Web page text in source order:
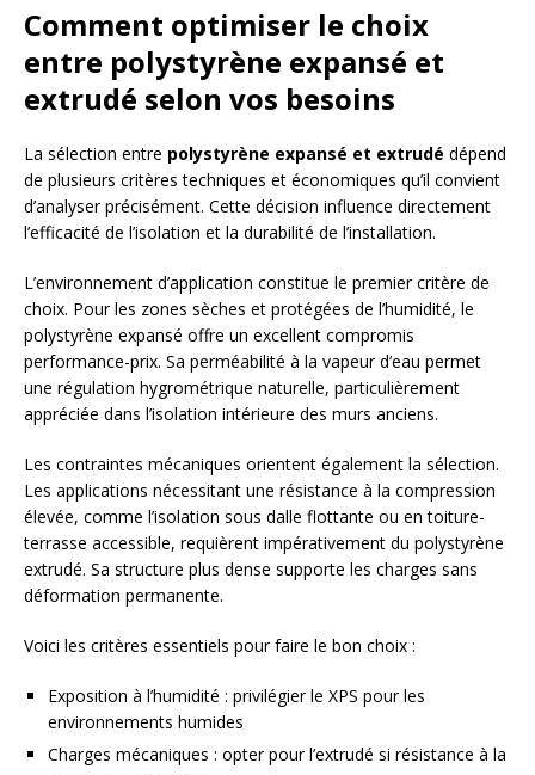
Comment optimiser le choix
entre polystyrène expansé et
extrudé selon vos besoins
La sélection entre polystyrène expansé et extrudé dépend
de plusieurs critères techniques et économiques qu’il convient
d’analyser précisément. Cette décision influence directement
l’efficacité de l’isolation et la durabilité de l’installation.
L’environnement d’application constitue le premier critère de
choix. Pour les zones sèches et protégées de l’humidité, le
polystyrène expansé offre un excellent compromis
performance-prix. Sa perméabilité à la vapeur d’eau permet
une régulation hygrométrique naturelle, particulièrement
appréciée dans l’isolation intérieure des murs anciens.
Les contraintes mécaniques orientent également la sélection.
Les applications nécessitant une résistance à la compression
élevée, comme l’isolation sous dalle flottante ou en toiture-
terrasse accessible, requièrent impérativement du polystyrène
extrudé. Sa structure plus dense supporte les charges sans
déformation permanente.
Voici les critères essentiels pour faire le bon choix :
Exposition à l’humidité : privilégier le XPS pour les
environnements humides
Charges mécaniques : opter pour l’extrudé si résistance à la